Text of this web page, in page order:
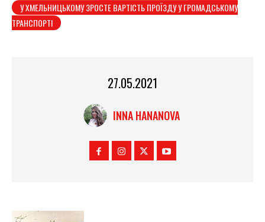
У ХМЕЛЬНИЦЬКОМУ ЗРОСТЕ ВАРТІСТЬ ПРОЇЗДУ У ГРОМАДСЬКОМУ
ТРАНСПОРТІ
27.05.2021
INNA HANANOVA